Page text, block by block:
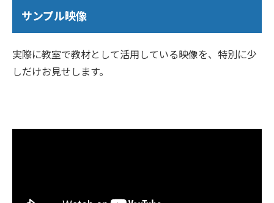
サンプル映像
実際に教室で教材として活用している映像を、特別に少
しだけお見せします。